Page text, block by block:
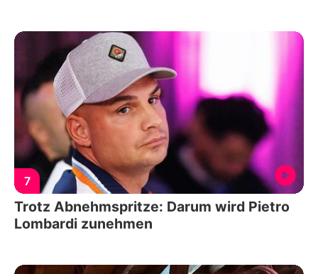
7
Trotz Abnehmspritze: Darum wird Pietro
Lombardi zunehmen